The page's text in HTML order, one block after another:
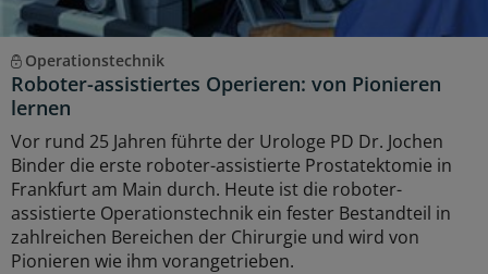
Operationstechnik
Roboter-assistiertes Operieren: von Pionieren
lernen
Vor rund 25 Jahren führte der Urologe PD Dr. Jochen
Binder die erste roboter-assistierte Prostatektomie in
Frankfurt am Main durch. Heute ist die roboter-
assistierte Operationstechnik ein fester Bestandteil in
zahlreichen Bereichen der Chirurgie und wird von
Pionieren wie ihm vorangetrieben.